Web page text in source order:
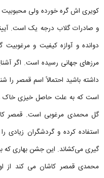
کویری اش گره خورده ولی محبوبیت
و صادرات گلاب درجه یک است.
دوانده و آوازه کیفیت و
مرزهای جهانی رسیده است. اگر
داشته باشید احتمالاً اسم قمصر را
است که به علت حاصل خیزی خاک
گل محمدی مرغوبی است. قمصر
استفاده کرده و گردشگران زیادی را
محمدی قمصر کاشان می کند از